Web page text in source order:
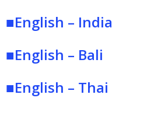
■English – India
■English – Bali
■English – Thai